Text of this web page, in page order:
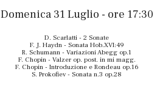
Domenica 31 Luglio - ore 17:30
D. Scarlatti - 2 Sonate
F. J. Haydn - Sonata Hob.XVI:49
R. Schumann - Variazioni Abegg op.1
F. Chopin - Valzer op. post. in mi magg.
F. Chopin - Introduzione e Rondeau op.16
S. Prokofiev - Sonata n.3 op.28